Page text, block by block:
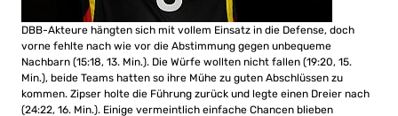
DBB-Akteure hängten sich mit vollem Einsatz in die Defense, doch
vorne fehlte nach wie vor die Abstimmung gegen unbequeme
Nachbarn (15:18, 13. Min.). Die Würfe wollten nicht fallen (19:20, 15.
Min.), beide Teams hatten so ihre Mühe zu guten Abschlüssen zu
kommen. Zipser holte die Führung zurück und legte einen Dreier nach
(24:22, 16. Min.). Einige vermeintlich einfache Chancen blieben